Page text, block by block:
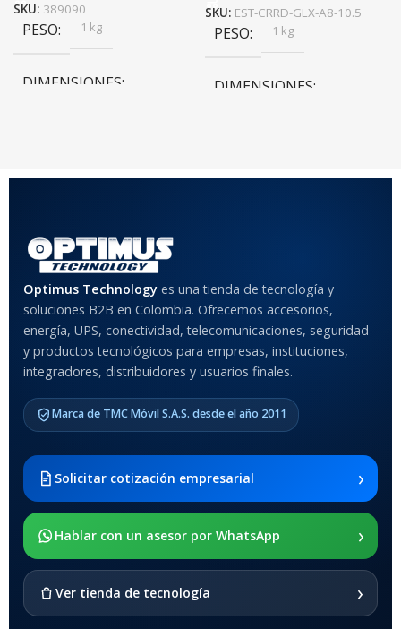
SKU: 389090
PESO 1 kg
DIMENSIONES
SKU: EST-CRRD-GLX-A8-10.5
PESO 1 kg
DIMENSIONES
COLOR
Anti-Shock
MODELO DE TABLETS
COMPATIBLES
2021 SM-x200 / Samsung
Galaxy Tab A8 10.5 2021 SM-
x205
SOPORTE DE APOYO
Optimus Technology es una tienda de tecnología y
soluciones B2B en Colombia. Ofrecemos accesorios,
energía, UPS, conectividad, telecomunicaciones, seguridad
y productos tecnológicos para empresas, instituciones,
integradores, distribuidores y usuarios finales.
Marca de TMC Móvil S.A.S. desde el año 2011
Solicitar cotización empresarial ›
Hablar con un asesor por WhatsApp ›
Ver tienda de tecnología ›